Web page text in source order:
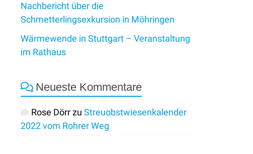
Nachbericht über die
Schmetterlingsexkursion in Möhringen
Wärmewende in Stuttgart – Veranstaltung
im Rathaus
Neueste Kommentare
Rose DörrzuStreuobstwiesenkalender
2022 vom Rohrer Weg